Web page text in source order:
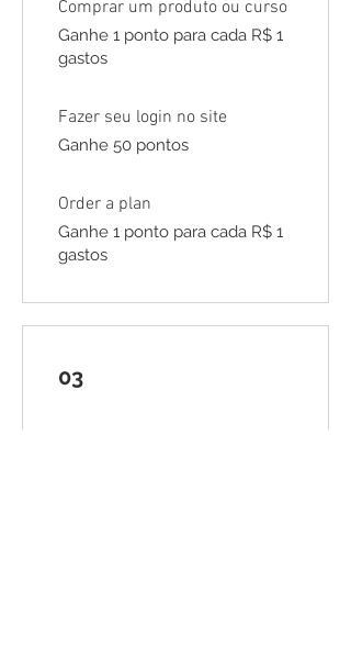
Comprar um produto ou curso
Ganhe 1 ponto para cada R$ 1
gastos
Fazer seu login no site
Ganhe 50 pontos
Order a plan
Ganhe 1 ponto para cada R$ 1
gastos
03